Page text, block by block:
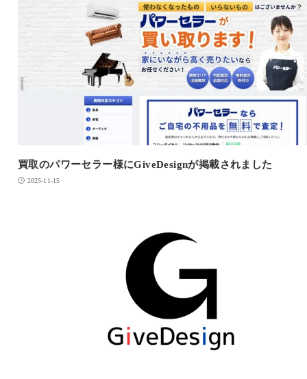
買取のパワーセラー様にGiveDesignが掲載されました
2025-11-15